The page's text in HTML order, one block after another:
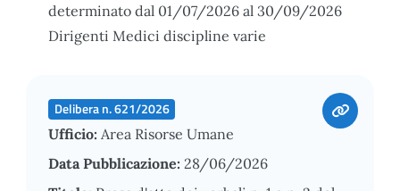
determinato dal 01/07/2026 al 30/09/2026
Dirigenti Medici discipline varie
Delibera n. 621/2026
Ufficio: Area Risorse Umane
Data Pubblicazione: 28/06/2026